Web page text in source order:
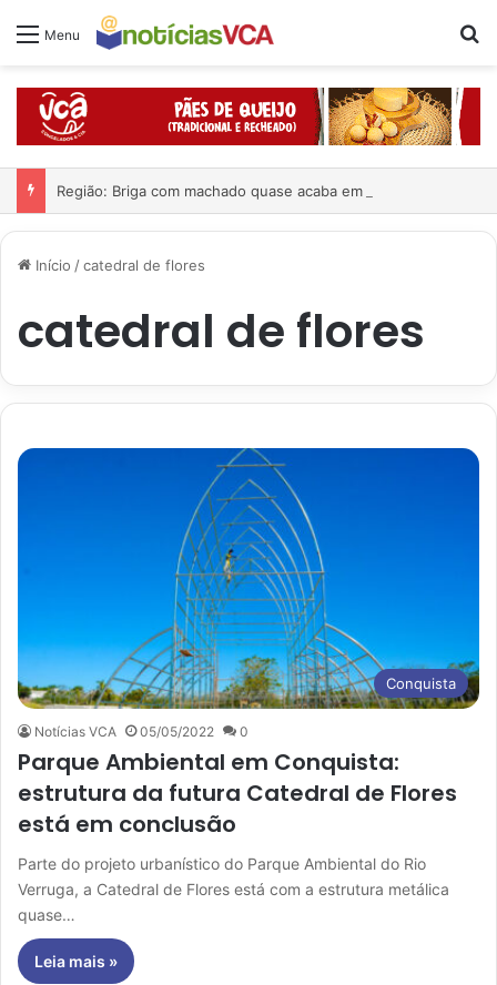
Menu
Região: Briga com machado quase acaba em tragédia
Início /catedral de flores
catedral de flores
Conquista
Notícias VCA 05/05/2022 0
Parque Ambiental em Conquista:
estrutura da futura Catedral de Flores
está em conclusão
Parte do projeto urbanístico do Parque Ambiental do Rio
Verruga, a Catedral de Flores está com a estrutura metálica
quase…
Leia mais »